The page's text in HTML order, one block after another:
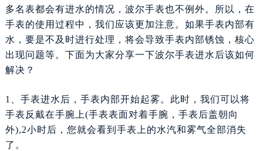
济南市历下区经十路11111号华润中心写字楼（万象城）15层1508室（需提前预约）
广州市越秀区环市东路371-375号世界贸易中心大厦南塔写字楼15层07室（需提前预约）
厦门市思明区湖滨东路95号华润大厦写字楼B座11层1104室（需提前预约）
福州市鼓楼区五四路128-1号恒力城写字楼15层03室（需提前预约）
多名表都会有进水的情况，波尔手表也不例外。所以，在
手表的使用过程中，我们应该更加注意。如果手表内部有
水，要是不及时进行处理，将会导致手表内部锈蚀，核心
出现问题等。下面为大家分享一下波尔手表进水后该如何
解决？
1、手表进水后，手表内部开始起雾。此时，我们可以将
手表反戴在手腕上(手表表面对着手腕，手表后盖朝向
外),2小时后，您就会看到手表上的水汽和雾气全部消失
了。